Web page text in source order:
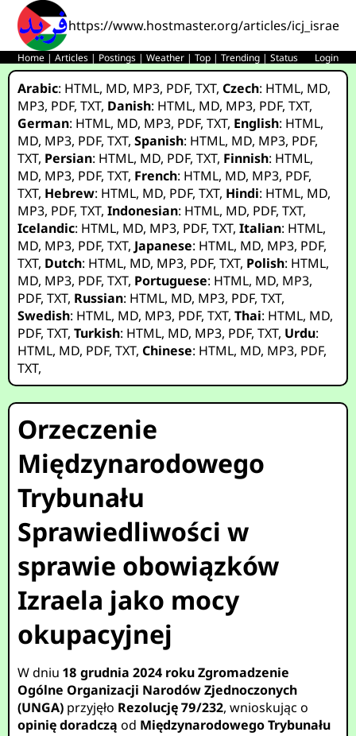
https://www.hostmaster.org/articles/
Home |Articles | Postings |Weather |Top |Trending |Status Login
Arabic: HTML, MD, MP3, PDF,TXT,Czech: HTML, MD,
MP3, PDF,TXT, Danish: HTML, MD, MP3, PDF,TXT,
German: HTML, MD, MP3, PDF,TXT, English: HTML,
MD, MP3, PDF,TXT,Spanish: HTML, MD, MP3, PDF,
TXT, Persian: HTML, MD, PDF,TXT, Finnish: HTML,
MD, MP3, PDF,TXT, French: HTML, MD, MP3, PDF,
TXT, Hebrew: HTML, MD, PDF,TXT, Hindi: HTML, MD,
MP3, PDF,TXT,Indonesian: HTML, MD, PDF,TXT,
Icelandic: HTML, MD, MP3, PDF,TXT,Italian: HTML,
MD, MP3, PDF,TXT, Japanese: HTML, MD, MP3, PDF,
TXT, Dutch: HTML, MD, MP3, PDF,TXT, Polish: HTML,
MD, MP3, PDF,TXT, Portuguese: HTML, MD, MP3,
PDF,TXT, Russian: HTML, MD, MP3, PDF,TXT,
Swedish: HTML, MD, MP3, PDF,TXT,Thai: HTML, MD,
PDF,TXT,Turkish: HTML, MD, MP3, PDF,TXT, Urdu:
HTML, MD, PDF,TXT,Chinese: HTML, MD, MP3, PDF,
TXT,
Orzeczenie
Międzynarodowego
Trybunału
Sprawiedliwości w
sprawie obowiązków
Izraela jako mocy
okupacyjnej
W dniu18 grudnia 2024 roku Zgromadzenie
Ogólne Organizacji Narodów Zjednoczonych
(UNGA) przyjęło Rezolucję 79/232, wnioskując o
opinię doradczą od Międzynarodowego Trybunału